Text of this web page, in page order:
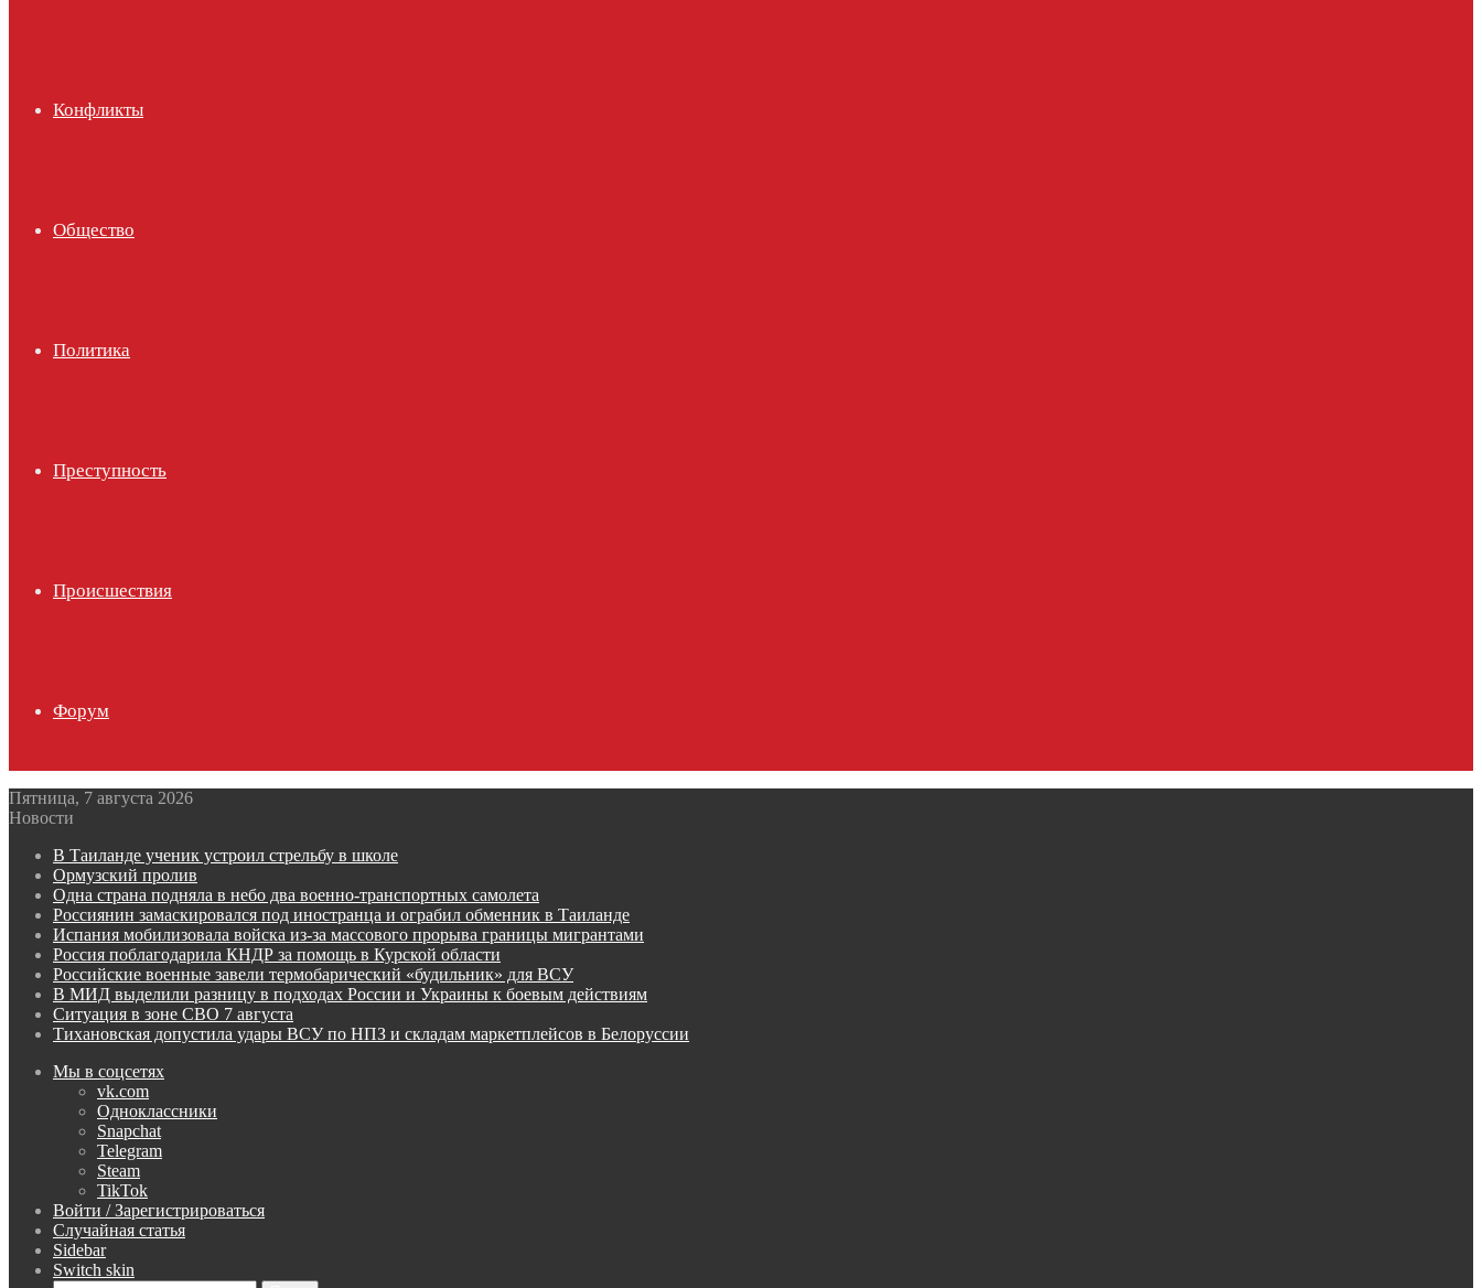
Конфликты
Общество
Политика
Преступность
Происшествия
Форум
Пятница, 7 августа 2026
Новости
В Таиланде ученик устроил стрельбу в школе
Ормузский пролив
Одна страна подняла в небо два военно-транспортных самолета
Россиянин замаскировался под иностранца и ограбил обменник в Таиланде
Испания мобилизовала войска из-за массового прорыва границы мигрантами
Россия поблагодарила КНДР за помощь в Курской области
Российские военные завели термобарический «будильник» для ВСУ
В МИД выделили разницу в подходах России и Украины к боевым действиям
Ситуация в зоне СВО 7 августа
Тихановская допустила удары ВСУ по НПЗ и складам маркетплейсов в Белоруссии
Мы в соцсетях
vk.com
Одноклассники
Snapchat
Telegram
Steam
TikTok
Войти / Зарегистрироваться
Случайная статья
Sidebar
Switch skin